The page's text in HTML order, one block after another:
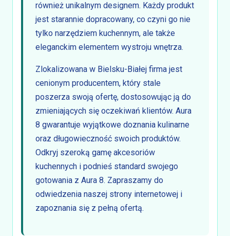
również unikalnym designem. Każdy produkt
jest starannie dopracowany, co czyni go nie
tylko narzędziem kuchennym, ale także
eleganckim elementem wystroju wnętrza.
Zlokalizowana w Bielsku-Białej firma jest
cenionym producentem, który stale
poszerza swoją ofertę, dostosowując ją do
zmieniających się oczekiwań klientów. Aura
8 gwarantuje wyjątkowe doznania kulinarne
oraz długowieczność swoich produktów.
Odkryj szeroką gamę akcesoriów
kuchennych i podnieś standard swojego
gotowania z Aura 8. Zapraszamy do
odwiedzenia naszej strony internetowej i
zapoznania się z pełną ofertą.